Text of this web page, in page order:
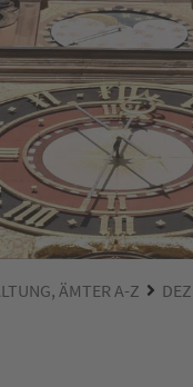
ÄMTER A-Z